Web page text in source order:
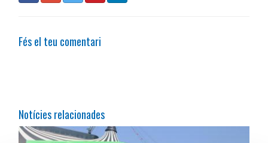
Fés el teu comentari
Notícies relacionades